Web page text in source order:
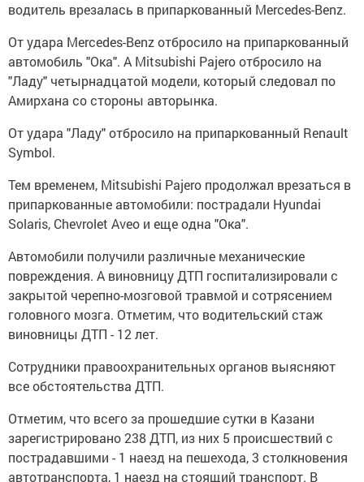
водитель врезалась в припаркованный Mercedes-Benz.
От удара Mercedes-Benz отбросило на припаркованный
автомобиль "Ока". А Mitsubishi Pajero отбросило на
"Ладу" четырнадцатой модели, который следовал по
Амирхана со стороны авторынка.
От удара "Ладу" отбросило на припаркованный Renault
Symbol.
Тем временем, Mitsubishi Pajero продолжал врезаться в
припаркованные автомобили: пострадали Hyundai
Solaris, Chevrolet Aveo и еще одна "Ока".
Автомобили получили различные механические
повреждения. А виновницу ДТП госпитализировали с
закрытой черепно-мозговой травмой и сотрясением
головного мозга. Отметим, что водительский стаж
виновницы ДТП - 12 лет.
Сотрудники правоохранительных органов выясняют
все обстоятельства ДТП.
Отметим, что всего за прошедшие сутки в Казани
зарегистрировано 238 ДТП, из них 5 происшествий с
пострадавшими - 1 наезд на пешехода, 3 столкновения
автотранспорта, 1 наезд на стоящий транспорт. В